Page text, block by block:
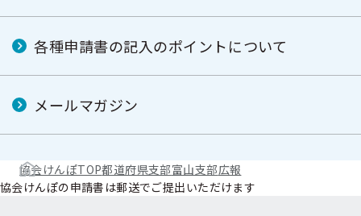
各種申請書の記入のポイントについて
メールマガジン
協会けんぽTOP都道府県支部富山支部広報
協会けんぽの申請書は郵送でご提出いただけます